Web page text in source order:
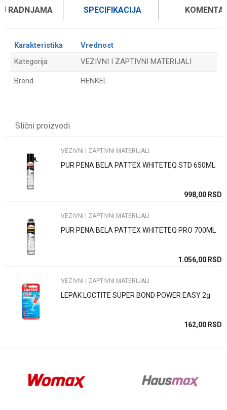
RADNJAMA SPECIFIKACIJA
Karakteristika
Vrednost
Kategorija
VEZIVNI I ZAPTIVNI MATERIJALI
Brend HENKEL
Poruka
Anti-spam zaštita - izračunajte koliko je 2 + 3 :
POŠALJI
Slični proizvodi
VEZIVNI I ZAPTIVNI MATERIJALI
PUR PENA BELA PATTEX WHITETEQ STD 650ML
998,00 RSD
VEZIVNI I ZAPTIVNI MATERIJALI
PUR PENA BELA PATTEX WHITETEQ PRO 700ML
1.056,00 RSD
VEZIVNI I ZAPTIVNI MATERIJALI
LEPAK LOCTITE SUPER BOND POWER EASY 2g
162,00 RSD